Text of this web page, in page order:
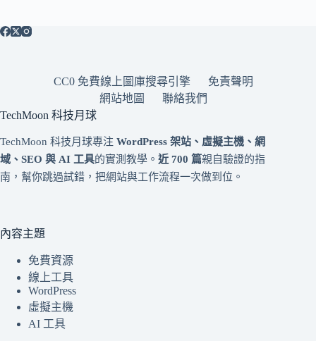
CC0 免費線上圖庫搜尋引擎
免責聲明
網站地圖
聯絡我們
TechMoon 科技月球
TechMoon 科技月球專注 WordPress 架站、虛擬主機、網
域、SEO 與 AI 工具的實測教學。 近 700 篇親自驗證的指
南，幫你跳過試錯，把網站與工作流程一次做到位。
內容主題
免費資源
線上工具
WordPress
虛擬主機
AI 工具